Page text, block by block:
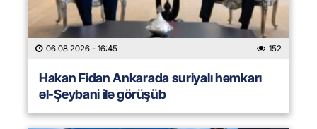
06.08.2026 - 16:45 152
Hakan Fidan Ankarada suriyalı həmkarı
əl-Şeybani ilə görüşüb